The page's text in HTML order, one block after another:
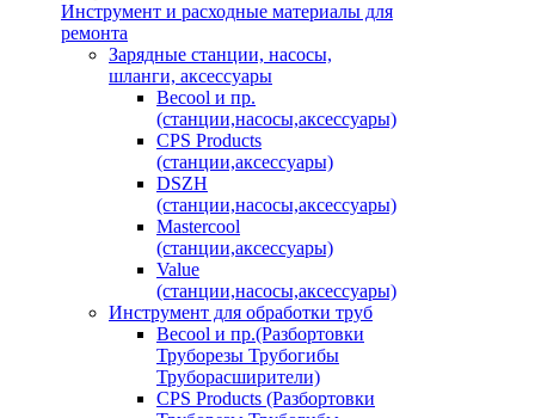
Инструмент и расходные материалы для
ремонта
Зарядные станции, насосы,
шланги, аксессуары
Becool и пр.
(станции,насосы,аксессуары)
CPS Products
(станции,аксессуары)
DSZH
(станции,насосы,аксессуары)
Mastercool
(станции,аксессуары)
Value
(станции,насосы,аксессуары)
Инструмент для обработки труб
Becool и пр.(Разбортовки
Труборезы Трубогибы
Труборасширители)
CPS Products (Разбортовки